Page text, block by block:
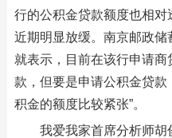
行的公积金贷款额度也相
近期明显放缓。南京邮政
就表示，目前在该行申请
款，但要是申请公积金贷款
积金的额度比较紧张”。
我爱我家首席分析师